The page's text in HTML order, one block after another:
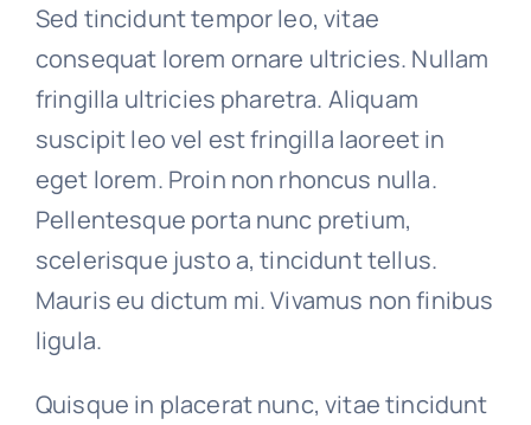
Sed tincidunt tempor leo, vitae
consequat lorem ornare ultricies. Nullam
fringilla ultricies pharetra. Aliquam
suscipit leo vel est fringilla laoreet in
eget lorem. Proin non rhoncus nulla.
Pellentesque porta nunc pretium,
scelerisque justo a, tincidunt tellus.
Mauris eu dictum mi. Vivamus non finibus
ligula.
Quisque in placerat nunc, vitae tincidunt